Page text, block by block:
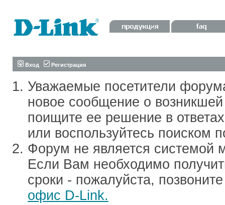
Вход Регистрация
Уважаемые посетители
новое сообщение о
поищите ее решение в
или воспользуйтесь поиском
Форум не является системой
Если Вам необходимо
сроки - пожалуйста,
офис D-Link.